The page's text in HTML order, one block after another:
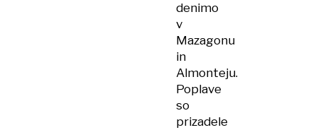
denimo
v
Mazagonu
in
Almonteju.
Poplave
so
prizadele